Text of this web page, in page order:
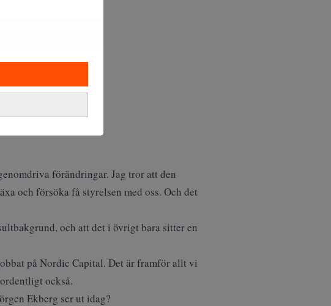
förändringar. Jag tror att den
och försöka få styrelsen med oss. Och det
och att det i övrigt bara sitter en
på Nordic Capital. Det är framför allt vi
också.
Ekberg ser ut idag?